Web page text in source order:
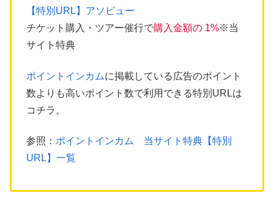
【特別URL】アソビュー
チケット購入・ツアー催行で購入金額の 1%※当
サイト特典
ポイントインカムに掲載している広告のポイント
数よりも高いポイント数で利用できる特別URLは
コチラ。
参照： ポイントインカム 当サイト特典【特別
URL】一覧